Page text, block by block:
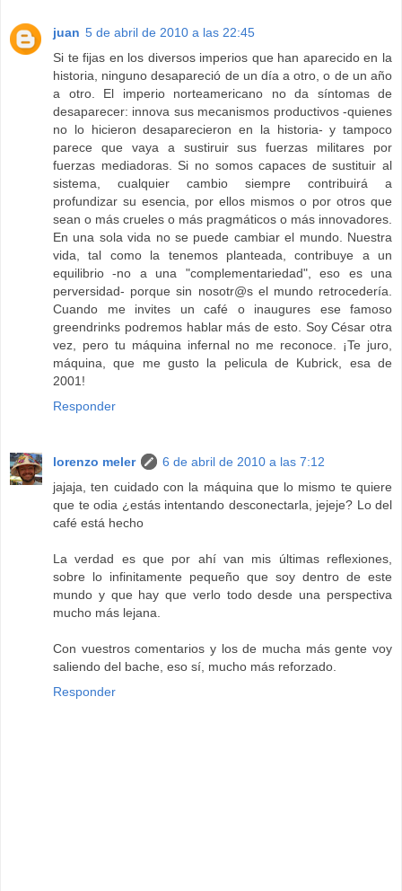
juan 5 de abril de 2010 a las 22:45
Si te fijas en los diversos imperios que han aparecido en la
historia, ninguno desapareció de un día a otro, o de un año
a otro. El imperio norteamericano no da síntomas de
desaparecer: innova sus mecanismos productivos -quienes
no lo hicieron desaparecieron en la historia- y tampoco
parece que vaya a sustiruir sus fuerzas militares por
fuerzas mediadoras. Si no somos capaces de sustituir al
sistema, cualquier cambio siempre contribuirá a
profundizar su esencia, por ellos mismos o por otros que
sean o más crueles o más pragmáticos o más innovadores.
En una sola vida no se puede cambiar el mundo. Nuestra
vida, tal como la tenemos planteada, contribuye a un
equilibrio -no a una "complementariedad", eso es una
perversidad- porque sin nosotr@s el mundo retrocedería.
Cuando me invites un café o inaugures ese famoso
greendrinks podremos hablar más de esto. Soy César otra
vez, pero tu máquina infernal no me reconoce. ¡Te juro,
máquina, que me gusto la pelicula de Kubrick, esa de
2001!
Responder
lorenzo meler
6 de abril de 2010 a las 7:12
jajaja, ten cuidado con la máquina que lo mismo te quiere
que te odia ¿estás intentando desconectarla, jejeje? Lo del
café está hecho
La verdad es que por ahí van mis últimas reflexiones,
sobre lo infinitamente pequeño que soy dentro de este
mundo y que hay que verlo todo desde una perspectiva
mucho más lejana.
Con vuestros comentarios y los de mucha más gente voy
saliendo del bache, eso sí, mucho más reforzado.
Responder